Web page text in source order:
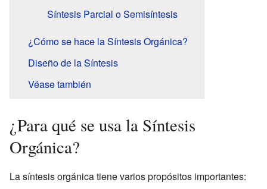
Síntesis Parcial o Semisíntesis
¿Cómo se hace la Síntesis Orgánica?
Diseño de la Síntesis
Véase también
¿Para qué se usa la Síntesis
Orgánica?
La síntesis orgánica tiene varios propósitos importantes: